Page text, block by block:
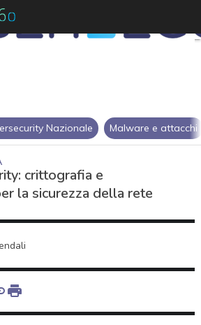
Nazionale Malware e attacchi
crittografia e
la sicurezza della rete